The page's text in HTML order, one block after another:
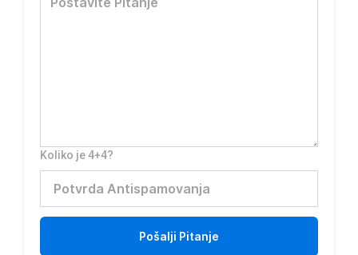
Koliko je 4+4?
Pošalji Pitanje